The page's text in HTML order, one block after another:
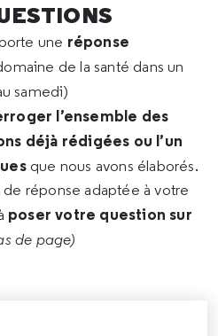
une réponse
de la santé dans un
samedi)
l’ensemble des
déjà rédigées ou l’un
que nous avons élaborés.
de réponse adaptée à votre
poser votre question sur
de page)